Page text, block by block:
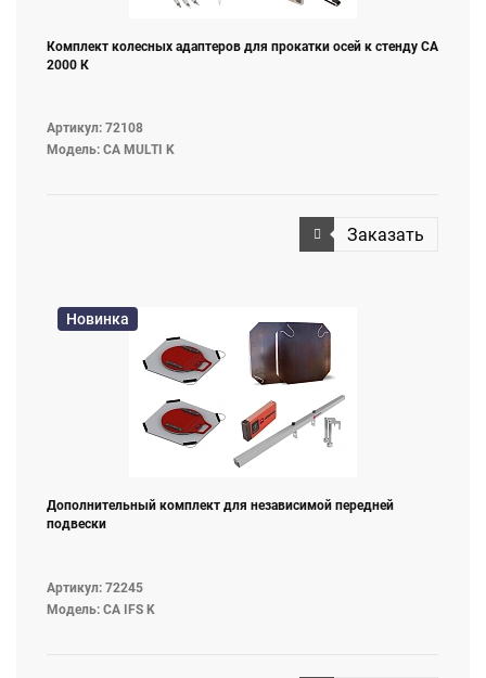
Комплект колесных адаптеров для прокатки осей к стенду СА
2000 К
Артикул: 72108
Модель: CA MULTI K
Заказать
Новинка
Дополнительный комплект для независимой передней
подвески
Артикул: 72245
Модель: CA IFS K